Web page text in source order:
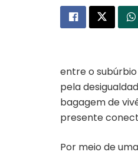
entre o
pela
bagagem de
presente
Por meio de